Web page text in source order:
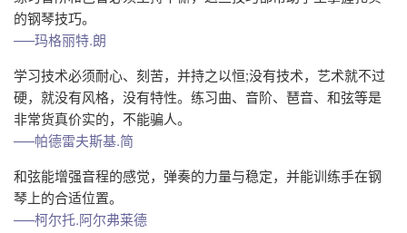
的钢琴技巧。
—–玛格丽特.朗
学习技术必须耐心、刻苦，并持之以恒;没有技术，艺术就不过
硬，就没有风格，没有特性。练习曲、音阶、琶音、和弦等是
非常货真价实的，不能骗人。
—–帕德雷夫斯基.简
和弦能增强音程的感觉，弹奏的力量与稳定，并能训练手在钢
琴上的合适位置。
—–柯尔托.阿尔弗莱德